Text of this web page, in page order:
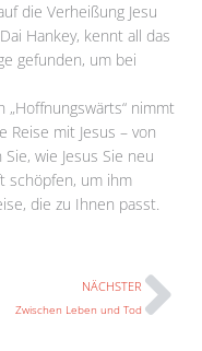
die Verheißung Jesu
Hankey, kennt all das
gefunden, um bei
nimmt
Reise mit Jesus – von
wie Jesus Sie neu
schöpfen, um ihm
die zu Ihnen passt.
NÄCHSTER
Zwischen Leben und Tod